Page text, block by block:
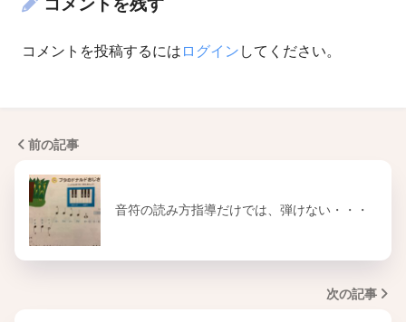
コメントを残す
コメントを投稿するには ログイン してください。
前の記事
音符の読み方指導だけでは、弾けない・・・
次の記事